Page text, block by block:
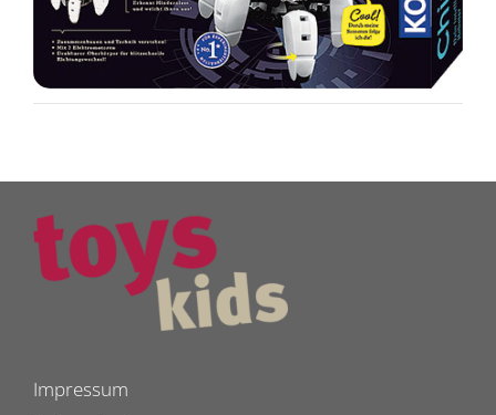
Impressum